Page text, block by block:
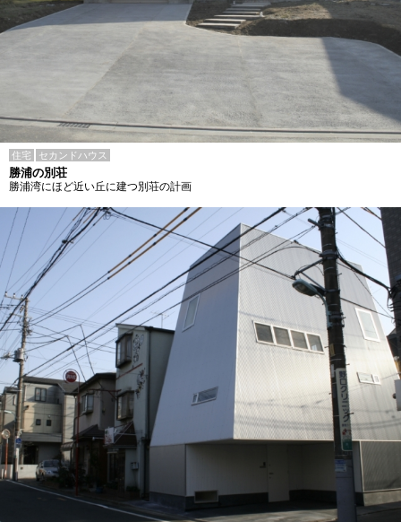
住宅 セカンドハウス
勝浦の別荘
勝浦湾にほど近い丘に建つ別荘の計画